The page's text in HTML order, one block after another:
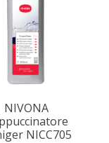
NIVONA
NICC705